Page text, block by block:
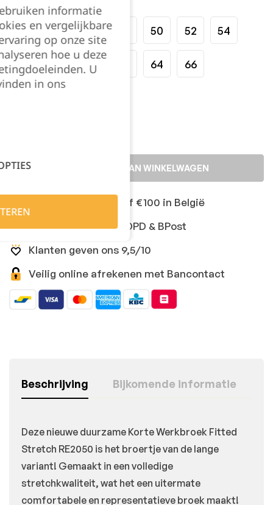
42 44 46 50 52 54
56 58 60 64 66
TOEVOEGEN AAN WINKELWAGEN
Gratis levering vanaf €100 in België
Snelle levering met DPD & BPost
Klanten geven ons 9,5/10
Veilig online afrekenen met Bancontact
Beschrijving Bijkomende informatie
Deze nieuwe duurzame Korte Werkbroek Fitted
Stretch RE2050 is het broertje van de lange
variant! Gemaakt in een volledige
stretchkwaliteit, wat het een uitermate
comfortabele en representatieve broek maakt!
informatie
en vergelijkbare
op onze site
hoe u deze
U
in ons